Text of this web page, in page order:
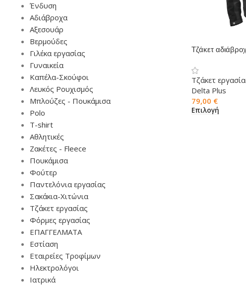
Ένδυση
Αδιάβροχα
Αξεσουάρ
Βερμούδες
Γιλέκα εργασίας
Γυναικεία
Καπέλα-Σκούφοι
Λευκός Ρουχισμός
Μπλούζες - Πουκάμισα
Polo
T-shirt
Αθλητικές
Ζακέτες - Fleece
Πουκάμισα
Φούτερ
Παντελόνια εργασίας
Σακάκια-Χιτώνια
Τζάκετ εργασίας
Φόρμες εργασίας
ΕΠΑΓΓΕΛΜΑΤΑ
Εστίαση
Εταιρείες Τροφίμων
Ηλεκτρολόγοι
Ιατρικά
Τζάκετ
Τζάκετ
Delta Plus
79,00 €
Επιλογή